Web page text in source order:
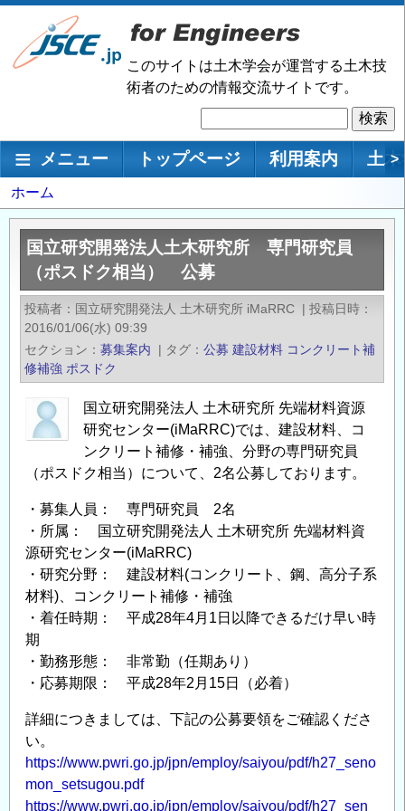
メ
ン
移
このサイトは土木学会が運営する土木技
術者のための情報交流サイトです。
索
メインナビゲーション
メニュー トップページ 利用案内 土 >
パ
ン
く
ホーム
国立研究開発法人土木研究所 専門研究員
（ポスドク相当） 公募
投稿者 国立研究開発法人 土木研究所 iMaRRC | 投稿日時
2016/01/06(水) 09:39
セクション
募集案内 | タグ 公募 建設材料 コンクリート補
修補強 ポスドク
国立研究開発法人 土木研究所 先端材料資源
研究センター(iMaRRC)では、建設材料、コ
ンクリート補修・補強、分野の専門研究員
（ポスドク相当）について、2名公募しております。
・募集人員： 専門研究員 2名
・所属： 国立研究開発法人 土木研究所 先端材料資
源研究センター(iMaRRC)
・研究分野： 建設材料(コンクリート、鋼、高分子系
材料)、コンクリート補修・補強
・着任時期： 平成28年4月1日以降できるだけ早い時
期
・勤務形態： 非常勤（任期あり）
・応募期限： 平成28年2月15日（必着）
詳細につきましては、下記の公募要領をご確認くださ
い。
https://www.pwri.go.jp/jpn/employ/saiyou/pdf/h27_seno
mon_setsugou.pdf
https://www.pwri.go.jp/jpn/employ/saiyou/pdf/h27_sen